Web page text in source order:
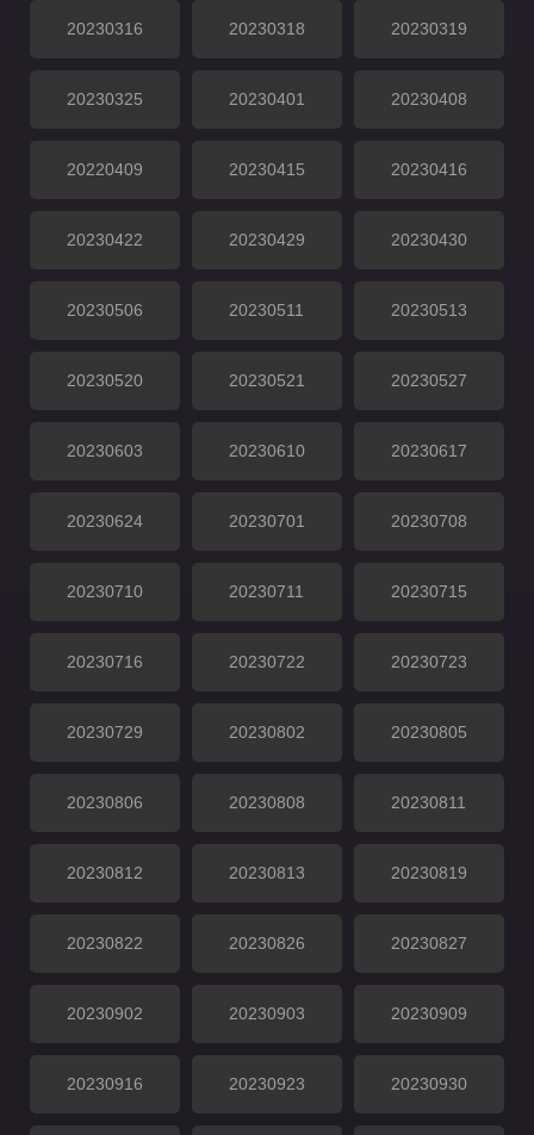
20230316 20230318 20230319
20230325 20230401 20230408
20220409 20230415 20230416
20230422 20230429 20230430
20230506 20230511 20230513
20230520 20230521 20230527
20230603 20230610 20230617
20230624 20230701 20230708
20230710 20230711 20230715
20230716 20230722 20230723
20230729 20230802 20230805
20230806 20230808 20230811
20230812 20230813 20230819
20230822 20230826 20230827
20230902 20230903 20230909
20230916 20230923 20230930